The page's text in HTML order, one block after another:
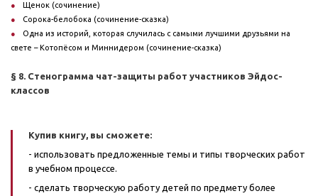
Щенок (сочинение)
Сорока-белобока (сочинение-сказка)
Одна из историй, которая случилась с самыми лучшими друзьями на
свете – Котопёсом и Миннидером (сочинение-сказка)
§ 8. Стенограмма чат-защиты работ участников Эйдос-
классов
Купив книгу, вы сможете:
- использовать предложенные темы и типы творческих работ
в учебном процессе.
- сделать творческую работу детей по предмету более